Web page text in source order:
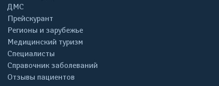
ДМС
Прейскурант
Регионы и зарубежье
Медицинский туризм
Специалисты
Справочник заболеваний
Отзывы пациентов